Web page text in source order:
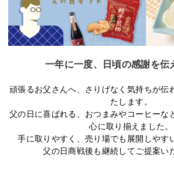
一年に一度、日頃の感謝を伝
頑張るお父さんへ、さりげなく気持ちが伝
たします。
父の日に喜ばれる、おつまみやコーヒーな
心に取り揃えました。
手に取りやすく、売り場でも展開しやす
父の日商戦後も継続してご提案い